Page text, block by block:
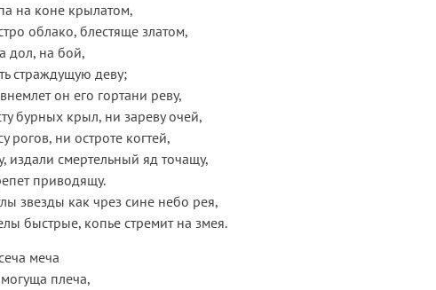
на коне крылатом,
облако, блестяще златом,
дол, на бой,
страждущую деву;
он его гортани реву,
бурных крыл, ни зареву очей,
рогов, ни остроте когтей,
издали смертельный яд точащу,
приводящу.
звезды как чрез сине небо рея,
быстрые, копье стремит на змея.
меча
плеча,